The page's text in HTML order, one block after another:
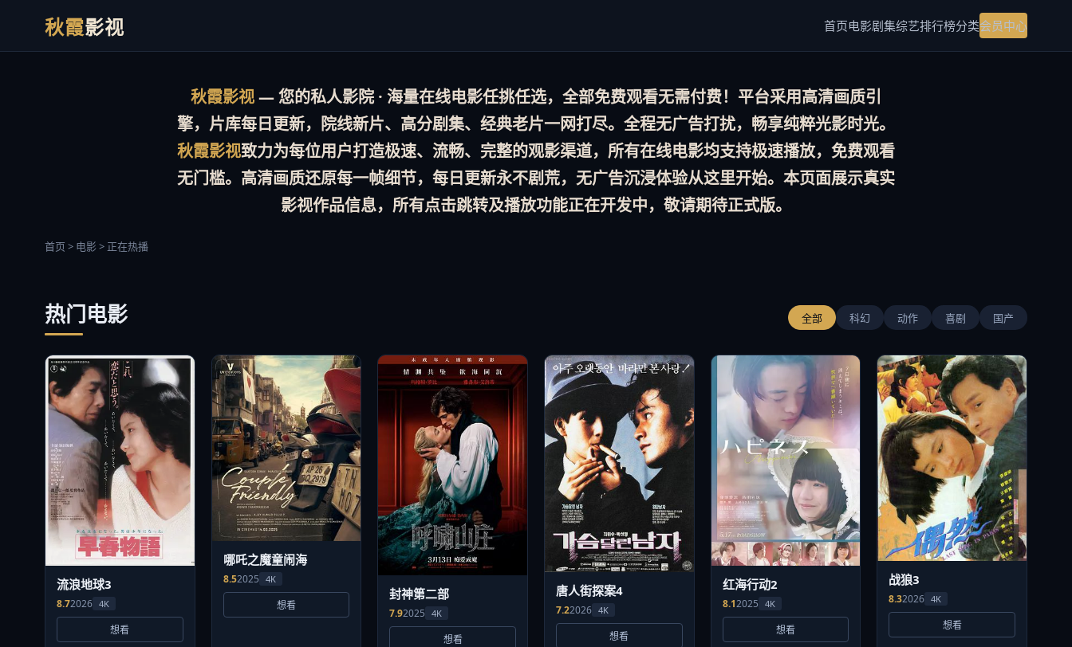
秋霞影视 首页电影剧集综艺排行榜分类会员中心
秋霞影视— 您的私人影院 · 海量在线电影任挑任选，全部免费观看无需付费！平台采用高清画质引
擎，片库每日更新，院线新片、高分剧集、经典老片一网打尽。全程无广告打扰，畅享纯粹光影时光。
秋霞影视致力为每位用户打造极速、流畅、完整的观影渠道，所有在线电影均支持极速播放， 免费观看
无门槛。 高清画质还原每一帧细节， 每日更新永不剧荒， 无广告沉浸体验从这里开始。本页面展示真实
影视作品信息，所有点击跳转及播放功能正在开发中，敬请期待正式版。
首页 > 电影 > 正在热播
热门电影 全部 科幻 动作 喜剧 国产
流浪地球3
8.72026 4K
想看
哪吒之魔童闹海
8.52025 4K
想看
封神第二部
7.92025 4K
想看
唐人街探案4
7.22026 4K
想看
红海行动2
8.12025 4K
想看
战狼3
8.32026 4K
想看